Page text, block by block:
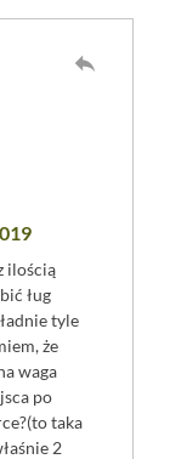
ilością
ług
tyle
że
waga
po
taka
2
reply